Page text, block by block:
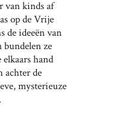
van kinds af
op de Vrije
de ideeën van
ze
hand
achter de
mysterieuze